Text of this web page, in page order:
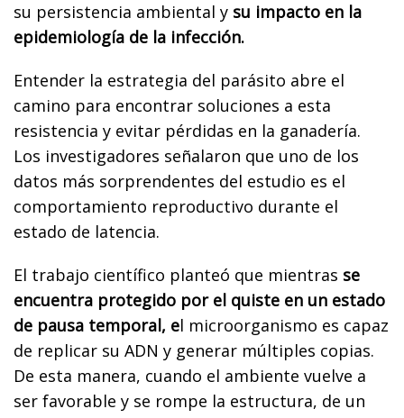
su persistencia ambiental y su impacto en la
epidemiología de la infección.
Entender la estrategia del parásito abre el
camino para encontrar soluciones a esta
resistencia y evitar pérdidas en la ganadería.
Los investigadores señalaron que uno de los
datos más sorprendentes del estudio es el
comportamiento reproductivo durante el
estado de latencia.
El trabajo científico planteó que mientras se
encuentra protegido por el quiste en un estado
de pausa temporal, el microorganismo es capaz
de replicar su ADN y generar múltiples copias.
De esta manera, cuando el ambiente vuelve a
ser favorable y se rompe la estructura, de un